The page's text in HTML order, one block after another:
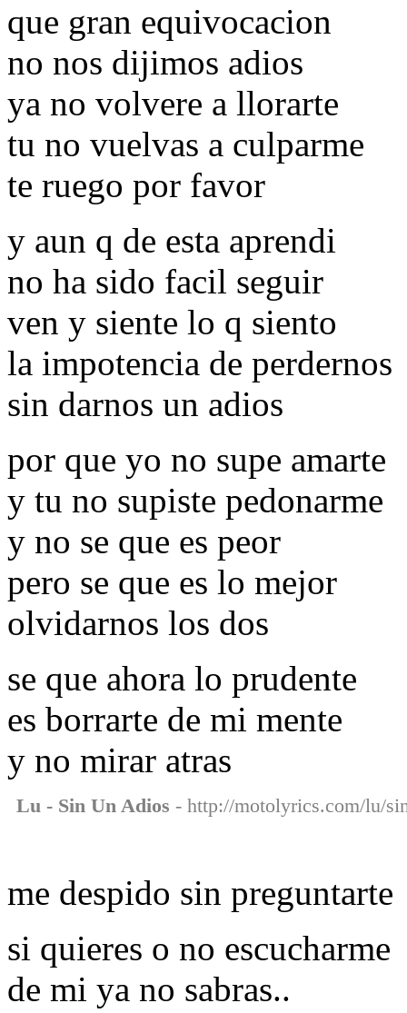
que gran equivocacion
no nos dijimos adios
ya no volvere a llorarte
tu no vuelvas a culparme
te ruego por favor
y aun q de esta aprendi
no ha sido facil seguir
ven y siente lo q siento
la impotencia de perdernos
sin darnos un adios
por que yo no supe amarte
y tu no supiste pedonarme
y no se que es peor
pero se que es lo mejor
olvidarnos los dos
se que ahora lo prudente
es borrarte de mi mente
y no mirar atras
Lu - Sin Un Adios - http://motolyrics.com/lu/
me despido sin preguntarte
si quieres o no escucharme
de mi ya no sabras..